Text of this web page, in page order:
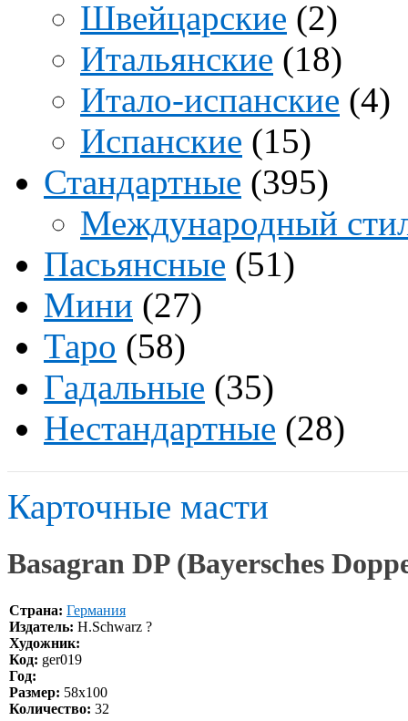
Швейцарские (2)
Итальянские (18)
Итало-испанские (4)
Испанские (15)
Стандартные (395)
Международный
Пасьянсные (51)
Мини (27)
Таро (58)
Гадальные (35)
Нестандартные (28)
Карточные масти
Basagran DP (Bayersches
Страна: Германия
Издатель: H.Schwarz ?
Художник:
Код: ger019
Год:
Размер: 58х100
Количество: 32